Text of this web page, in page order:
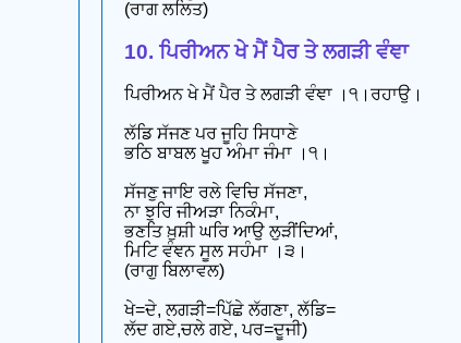
(ਰਾਗ ਲਲਿਤ)
10. ਪਿਰੀਅਨ ਖੇ ਮੈਂ ਪੈਰ ਤੇ ਲਗੜੀ ਵੰਞਾ
ਪਿਰੀਅਨ ਖੇ ਮੈਂ ਪੈਰ ਤੇ ਲਗੜੀ ਵੰਞਾ ।੧।ਰਹਾਉ।
ਲੱਡਿ ਸੱਜਣ ਪਰ ਜੂਹਿ ਸਿਧਾਣੇ
ਭਠਿ ਬਾਬਲ ਖੂਹ ਅੰਮਾ ਜੰਮਾ ।੧।
ਸੱਜਣੁ ਜਾਇ ਰਲੇ ਵਿਚਿ ਸੱਜਣਾ,
ਨਾ ਝੁਰਿ ਜੀਅੜਾ ਨਿਕੰਮਾ,
ਭਣਤਿ ਖ਼ੁਸ਼ੀ ਘਰਿ ਆਉ ਲੁੜੀਂਦਿਆਂ,
ਮਿਟਿ ਵੰਞਨ ਸੂਲ ਸਹੰਮਾ ।੩।
(ਰਾਗੁ ਬਿਲਾਵਲ)
ਖੇ=ਦੇ, ਲਗੜੀ=ਪਿੱਛੇ ਲੱਗਣਾ, ਲੱਡਿ=
ਲੱਦ ਗਏ,ਚਲੇ ਗਏ, ਪਰ=ਦੂਜੀ)